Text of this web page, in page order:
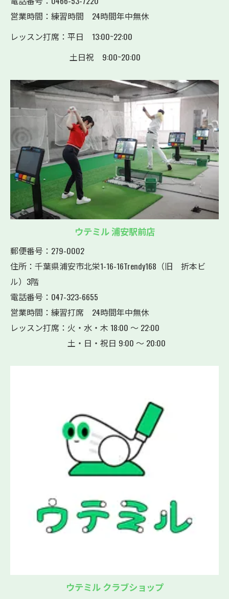
営業時間：練習時間 24時間年中無休
レッスン打席：平日 13:00~22:00
土日祝 9:00~20:00
ウテミル 浦安駅前店
郵便番号：279-0002
住所：千葉県浦安市北栄1-16-16Trendy168（旧 折本ビ
ル）3階
電話番号：047-323-6655
営業時間：練習打席 24時間年中無休
レッスン打席：火・水・木 18:00 ～ 22:00
土・日・祝日 9:00 ～ 20:00
ウテミル クラブショップ